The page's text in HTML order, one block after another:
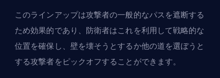
このラインアップは攻撃者の一般的なパスを遮断する
ため効果的であり、防衛者はこれを利用して戦略的な
位置を確保し、壁を壊そうとするか他の道を選ぼうと
する攻撃者をピックオフすることができます。